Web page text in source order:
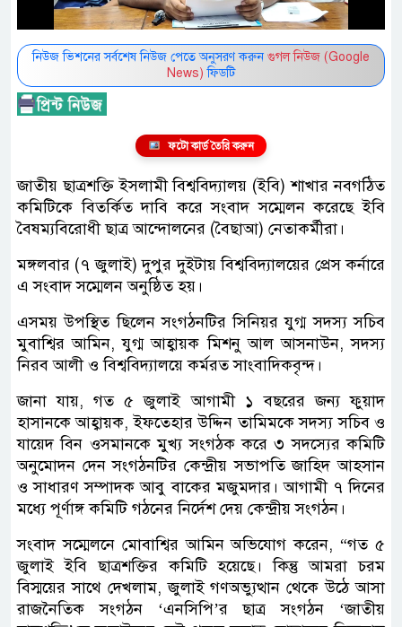
নিউজ ভিশনের সর্বশেষ নিউজ পেতে অনুসরণ করুন গুগল নিউজ (Google
News) ফিডটি
ফটো কার্ড তৈরি করুন
জাতীয় ছাত্রশক্তি ইসলামী বিশ্ববিদ্যালয় (ইবি) শাখার নবগঠিত
কমিটিকে বিতর্কিত দাবি করে সংবাদ সম্মেলন করেছে ইবি
বৈষম্যবিরোধী ছাত্র আন্দোলনের (বৈছাআ) নেতাকর্মীরা।
মঙ্গলবার (৭ জুলাই) দুপুর দুইটায় বিশ্ববিদ্যালয়ের প্রেস কর্নারে
এ সংবাদ সম্মেলন অনুষ্ঠিত হয়।
এসময় উপস্থিত ছিলেন সংগঠনটির সিনিয়র যুগ্ম সদস্য সচিব
মুবাশ্বির আমিন, যুগ্ম আহ্বায়ক মিশনু আল আসনাউন, সদস্য
নিরব আলী ও বিশ্ববিদ্যালয়ে কর্মরত সাংবাদিকবৃন্দ।
জানা যায়, গত ৫ জুলাই আগামী ১ বছরের জন্য ফুয়াদ
হাসানকে আহ্বায়ক, ইফতেহার উদ্দিন তামিমকে সদস্য সচিব ও
যায়েদ বিন ওসমানকে মুখ্য সংগঠক করে ৩ সদস্যের কমিটি
অনুমোদন দেন সংগঠনটির কেন্দ্রীয় সভাপতি জাহিদ আহসান
ও সাধারণ সম্পাদক আবু বাকের মজুমদার। আগামী ৭ দিনের
মধ্যে পূর্ণাঙ্গ কমিটি গঠনের নির্দেশ দেয় কেন্দ্রীয় সংগঠন।
সংবাদ সম্মেলনে মোবাশ্বির আমিন অভিযোগ করেন, “গত ৫
জুলাই ইবি ছাত্রশক্তির কমিটি হয়েছে। কিন্তু আমরা চরম
বিস্ময়ের সাথে দেখলাম, জুলাই গণঅভ্যুত্থান থেকে উঠে আসা
রাজনৈতিক সংগঠন ‘এনসিপি’র ছাত্র সংগঠন ‘জাতীয়